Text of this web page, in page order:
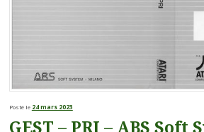
Posté le 24 mars 2023
GEST – PRI – ABS Soft